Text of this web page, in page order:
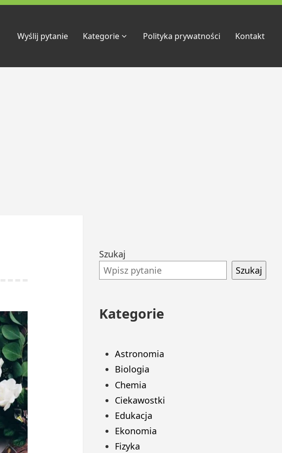
Wyślij pytanie Kategorie Polityka prywatności Kontakt
Przejdź
do
stopki
Szukaj
Szukaj
Kategorie
Astronomia
Biologia
Chemia
Ciekawostki
Edukacja
Ekonomia
Fizyka